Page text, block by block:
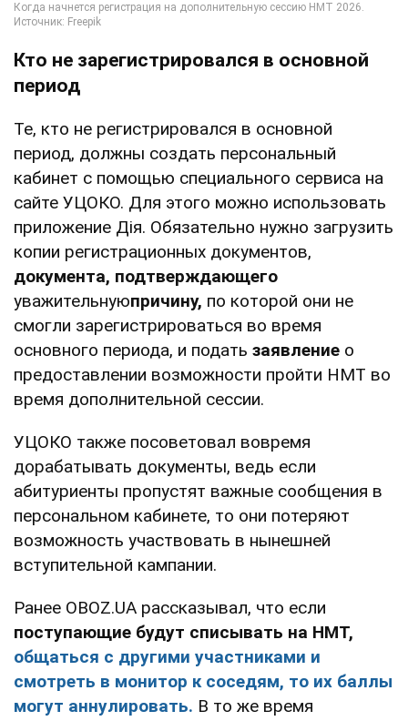
Кто не зарегистрировался в основной
период
Те, кто не регистрировался в основной
период, должны создать персональный
кабинет с помощью специального сервиса на
сайте УЦОКО. Для этого можно использовать
приложение Дія. Обязательно нужно загрузить
копии регистрационных документов,
документа, подтверждающего
уважительнуюпричину, по которой они не
смогли зарегистрироваться во время
основного периода, и подать заявление о
предоставлении возможности пройти НМТ во
время дополнительной сессии.
УЦОКО также посоветовал вовремя
дорабатывать документы, ведь если
абитуриенты пропустят важные сообщения в
персональном кабинете, то они потеряют
возможность участвовать в нынешней
вступительной кампании.
Ранее OBOZ.UA рассказывал, что если
поступающие будут списывать на НМТ,
общаться с другими участниками и
смотреть в монитор к соседям, то их баллы
могут аннулировать. В то же время